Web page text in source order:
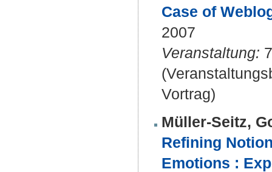
Case of
2007
Veranstaltung:
Vortrag)
Müller-Seitz,
Refining
Emotions :